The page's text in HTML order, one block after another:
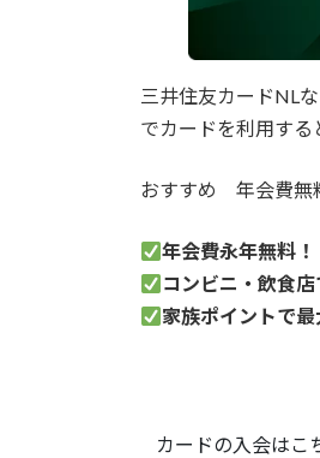
三井住友カードNL
でカードを利用する
おすすめ 年会費無
年会費永年無料！
コンビニ・飲食店
家族ポイントで最
カードの入会はこ